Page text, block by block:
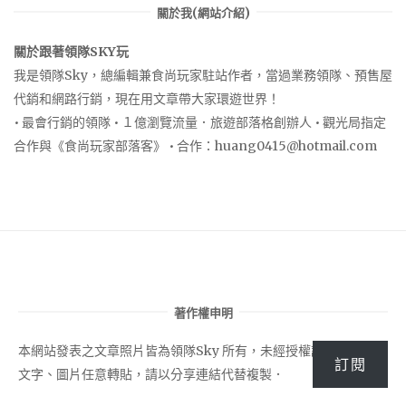
關於我(網站介紹)
關於跟著領隊SKY玩
我是領隊Sky，總編輯兼食尚玩家駐站作者，當過業務領隊、預售屋
代銷和網路行銷，現在用文章帶大家環遊世界！
• 最會行銷的領隊 • １億瀏覽流量．旅遊部落格創辦人 • 觀光局指定
合作與《食尚玩家部落客》 • 合作： huang0415@hotmail.com
著作權申明
本網站發表之文章照片皆為領隊Sky 所有，未經授權請勿將站內之
文字、圖片任意轉貼，請以分享連結代替複製．
訂閱